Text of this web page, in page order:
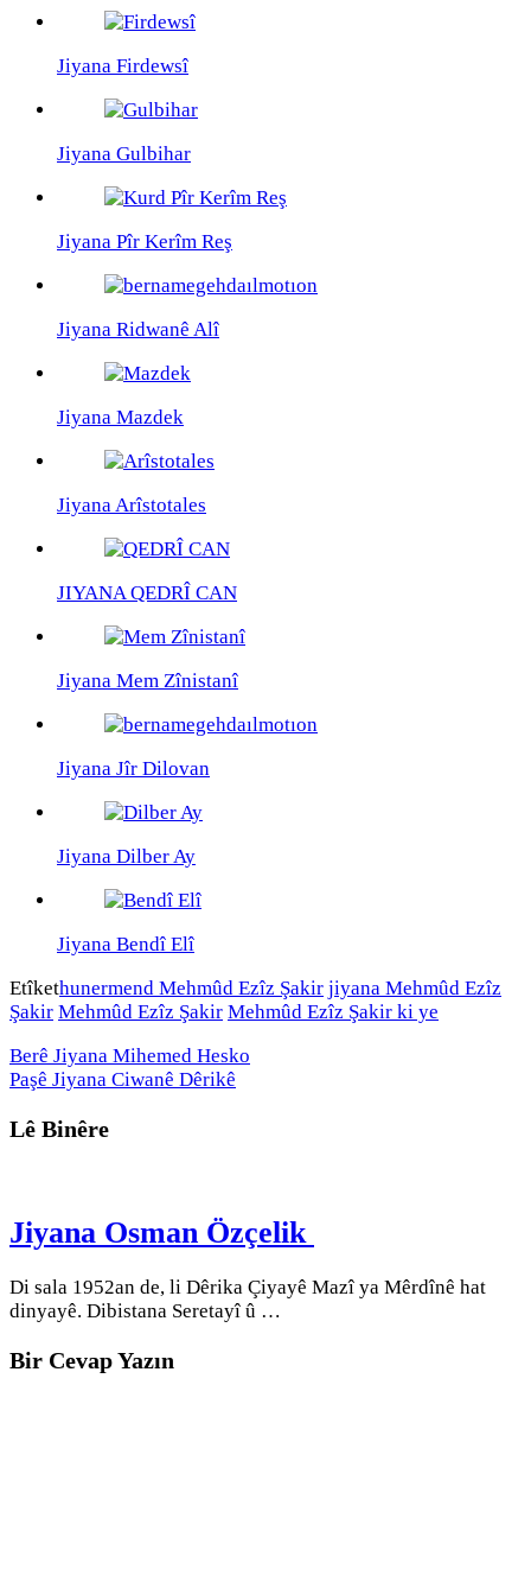
Jiyana Firdewsî
Jiyana Gulbihar
Jiyana Pîr Kerîm Reş
Jiyana Ridwanê Alî
Jiyana Mazdek
Jiyana Arîstotales
JIYANA QEDRÎ CAN
Jiyana Mem Zînistanî
Jiyana Jîr Dilovan
Jiyana Dilber Ay
Jiyana Bendî Elî
Etîkethunermend Mehmûd Ezîz Şakir jiyana Mehmûd Ezîz
Şakir Mehmûd Ezîz Şakir Mehmûd Ezîz Şakir ki ye
Berê Jiyana Mihemed Hesko
Paşê Jiyana Ciwanê Dêrikê
Lê Binêre
Jiyana Osman Özçelik
Di sala 1952an de, li Dêrika Çiyayê Mazî ya Mêrdînê hat
dinyayê. Dibistana Seretayî û …
Bir Cevap Yazın